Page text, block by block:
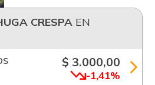
CRESPAEN
$ 3.000,00
-1,41%